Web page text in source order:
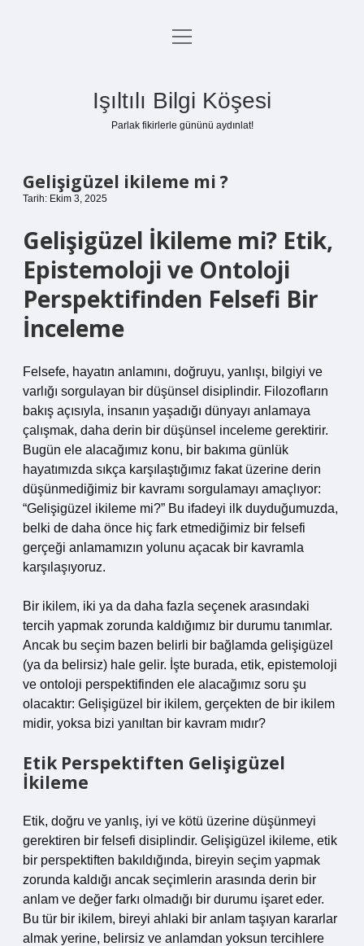
Anasayfa
Yasal Uyarı
menüyü
Işıltılı Bilgi Köşesi
Parlak fikirlerle gününü aydınlat!
Gelişigüzel ikileme mi ?
Tarih: Ekim 3, 2025
Gelişigüzel İkileme mi? Etik,
Epistemoloji ve Ontoloji
Perspektifinden Felsefi Bir
İnceleme
Felsefe, hayatın anlamını, doğruyu, yanlışı, bilgiyi ve
varlığı sorgulayan bir düşünsel disiplindir. Filozofların
bakış açısıyla, insanın yaşadığı dünyayı anlamaya
çalışmak, daha derin bir düşünsel inceleme gerektirir.
Bugün ele alacağımız konu, bir bakıma günlük
hayatımızda sıkça karşılaştığımız fakat üzerine derin
düşünmediğimiz bir kavramı sorgulamayı amaçlıyor:
“Gelişigüzel ikileme mi?” Bu ifadeyi ilk duyduğumuzda,
belki de daha önce hiç fark etmediğimiz bir felsefi
gerçeği anlamamızın yolunu açacak bir kavramla
karşılaşıyoruz.
Bir ikilem, iki ya da daha fazla seçenek arasındaki
tercih yapmak zorunda kaldığımız bir durumu tanımlar.
Ancak bu seçim bazen belirli bir bağlamda gelişigüzel
(ya da belirsiz) hale gelir. İşte burada, etik, epistemoloji
ve ontoloji perspektifinden ele alacağımız soru şu
olacaktır: Gelişigüzel bir ikilem, gerçekten de bir ikilem
midir, yoksa bizi yanıltan bir kavram mıdır?
Etik Perspektiften Gelişigüzel
İkileme
Etik, doğru ve yanlış, iyi ve kötü üzerine düşünmeyi
gerektiren bir felsefi disiplindir. Gelişigüzel ikileme, etik
bir perspektiften bakıldığında, bireyin seçim yapmak
zorunda kaldığı ancak seçimlerin arasında derin bir
anlam ve değer farkı olmadığı bir durumu işaret eder.
Bu tür bir ikilem, bireyi ahlaki bir anlam taşıyan kararlar
almak yerine, belirsiz ve anlamdan yoksun tercihlere